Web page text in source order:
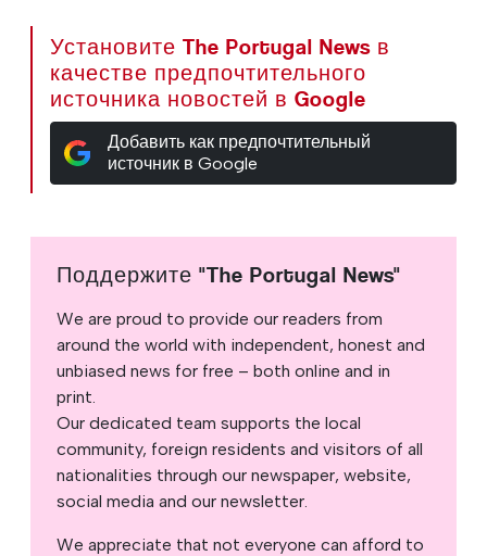
Установите The Portugal News в
качестве предпочтительного
источника новостей в Google
Добавить как предпочтительный
источник в Google
Поддержите "The Portugal News"
We are proud to provide our readers from
around the world with independent, honest and
unbiased news for free – both online and in
print.
Our dedicated team supports the local
community, foreign residents and visitors of all
nationalities through our newspaper, website,
social media and our newsletter.
We appreciate that not everyone can afford to